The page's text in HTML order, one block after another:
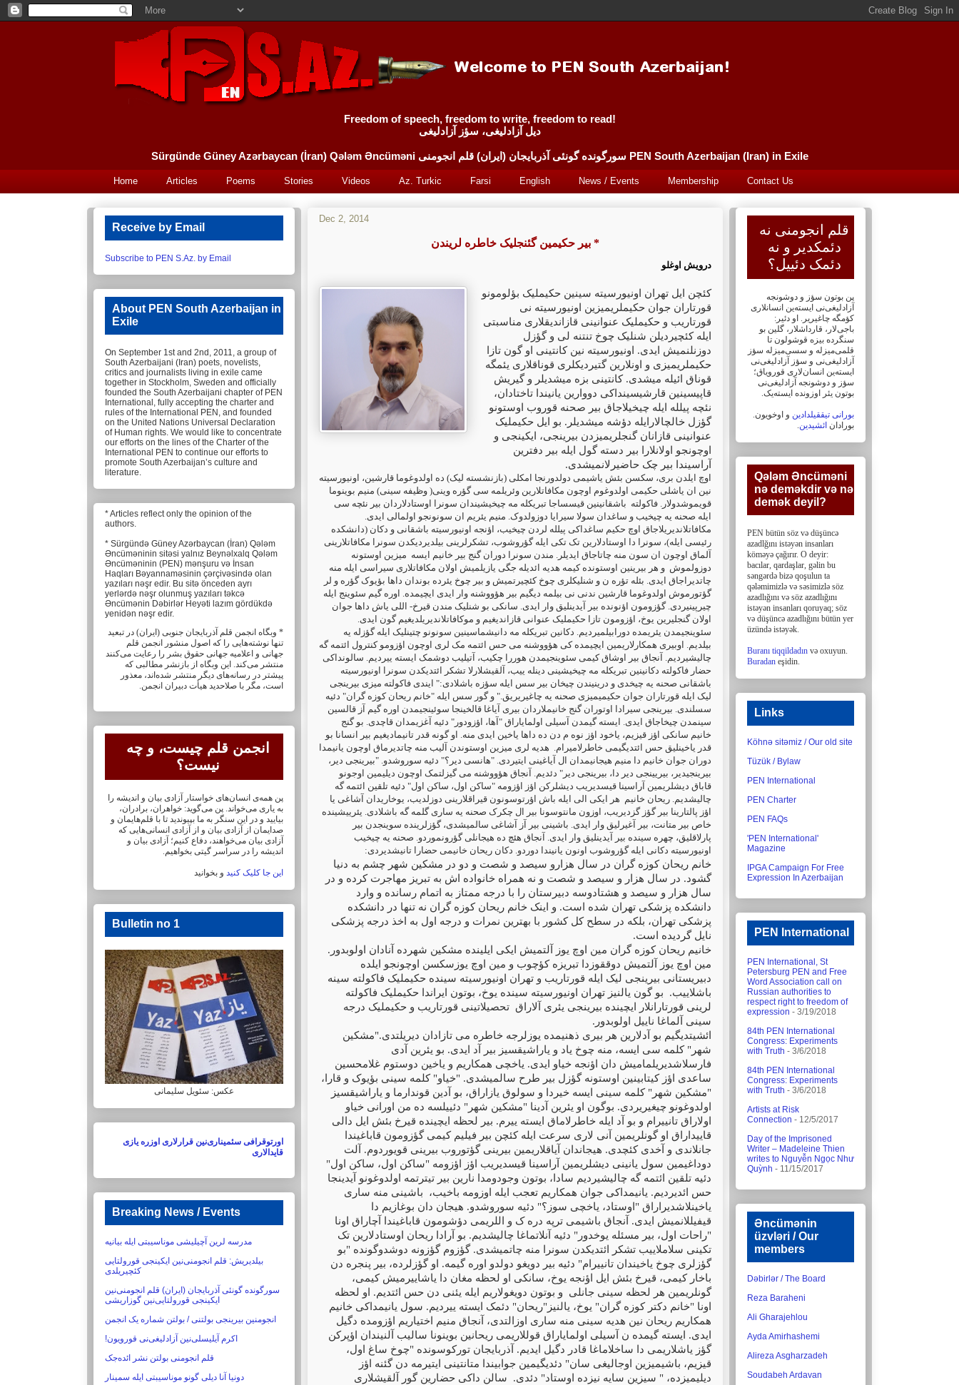
Freedom of speech, freedom to write, freedom to read!
دیل آزادلیغی، سؤز آزادلیغی
Sürgünde Güney Azərbaycan (İran) Qələm Əncüməni سورگونده گونئی آذربایجان (ایران) قلم انجومنی PEN South Azerbaijan (Iran) in Exile
Home Articles Poems Stories Videos Az. Turkic Farsi English News / Events Membership Contact Us
Dec 2, 2014
بیر حکیمین گئنجلیک خاطره لریندن *
درویش اوغلو
کئچن ایل تهران اونیورسیته سینین حکیملیک بؤلومونو
قورتاران جوان حکیملریمیزین اونیورسیته نی
قورتاریب و حکیملیک عنوانینی قازاندیقلاری مناسبتی
ایله کئچیردیلن شنلیک چوخ تنتنه لی و گؤزل
دوزنلنمیش ایدی. اونیورسیته نین کانتینی او گون تازا
حکیملریمیزی و اونلارین گتیردیکلری قوناقلاری یئمگه
قوناق ائیله میشدی. کانتینی بزه میشدیلر و گیریش
قاپیسینین قارشیسینداکی دووارین یانیندا تاختادان،
نئچه پیلله ایله چیخیلاجاق بیر صحنه قوروب اوستونو
گؤزل خالچالارایله دؤشه میشدیلر. بو ایل حکیملیک
عنوانینی قازانان گنجلریمیزدن بیرینجی، ایکینجی و
اوچونجو اولانلارا بیر دسته گول ایله بیر دفترین
آراسیندا بیر چک حاضیرلانمیشدی.
اوچ ایلدن بری، سکسن بئش یاشیمی دولدورنجا امکلی (بازنشسته لیک) ده اولدوغوما قارشین، اونیورسیته
نین ان یاشلی حکیمی اولدوغوم اوچون مکافاتلارین وئریلمه سی گؤره وینی( وظیفه سینی) منیم بوینوما
قویموشدولار. فاکولته باشقانینین قیسساجا تبریکله مه چیخیشیندان سونرا اوستادلاردان بیر نئچه سی
ایله صحنه یه چیخیب و ساغدان سولا سیرایا دوزولدوک. منیم یئریم ان سونونجو اولمالی ایدی.
مکافاتلاندیریلاجاق اوچ حکیم ساغداکی پیلله لردن چیخیب، اؤنجه اونیورسیته باشقانی و دکان (دانشکده
رئیسی ایله)، سونرا دا اوستادلارین تک تکی ایله گؤروشوب، تشکرلرینی بیلدیردیکدن سونرا مکافاتلارینی
آلماق اوچون ان سون منه چاتاجاق ایدیلر. مندن سونرا دوران گنج بیر خانیم ایسه میزین اوستونه
دوزولموش و هر بیرینین اوستونده کیمه هدیه ائدیله جگی یازیلمیش اولان مکافاتلاری سیراسی ایله منه
چاتدیراجاق ایدی. بئله تؤره ن و شنلیکلری چوخ کئچیرتمیش و بیر چوخ یئرده بوندان داها بؤیوک گؤره و لر
گؤتورموش اولدوغوما قارشین ندنی نی بیلمه دیگیم بیر هؤووشنه وار ایدی ایچیمده. اوره گیم سئوینج ایله
چیرپینیردی. گؤزومون اؤنونده بیر آیدینلیق وار ایدی. سانکی بو شنلیک مندن قیرخ- اللی یاش داها جوان
اولان گنجلیرین یوخ، اؤزومون تازا حکیملیک عنوانی قازاندیغیم و موکافاتلاندیریلدیغیم گون ایدی.
سئوینجیمدن یئریمده دورابیلمیردیم. دکانین تبریکله مه دانیشماسینین سونونو چتینلیک ایله گؤزله یه
بیلدیم. اوبیری همکارلاریمین ایچیمده کی هؤووشنه می حس ائتمه مک لری اوچون اؤزومو کنترول ائتمه گه
چالیشیردیم. آنجاق بیر اوشاق کیمی سئوینجیمدن هوررا چکیب، آتیلیب دوشمک ایسته ییردیم. سالونداکی
حضار فاکولته دکانینین تبریکله مه چیخیشینی دینله ییب، آلقیشلارلا تشکر ائتدیکدن سونرا اونیورسیته
باشقانی صحنه یه چیخدی و درینیندن چیخان بیر سس ایله سؤزه باشلادی:" ایندی فاکولته میزی بیرینجی
لیک ایله قورتاران جوان حکیمیمیزی صحنه یه چاغیریریق." و گور سس ایله "خانم ریحان کوزه گران" دئیه
سسلندی. بیرینجی سیرادا اوتوران گنج خانیملاردان بیری آیاغا قالخینجا سوئینجیمدن اوره گیم آز قالسین
سینمدن چیخاجاق ایدی. ایسته گیمدن آسیلی اولمایاراق "آها، اؤزودور" دئیه آغزیمدان قاچدی. بو گنج
خانیم سانکی اؤز قیزیم، یاخود اؤز نوه م دن ده داها یاخین ایدی منه. او گونه قدر تانیمادیغیم بیر انسانا بو
قدر یاخینلیق حس ائتدیگیمی خاطرلامیرام. هدیه لری میزین اوستوندن آلیب منه چاتدیرماق اوچون یانیمدا
دوران جوان خانیم دا منیم هیجانیمدان ال آیاغینی ایتیردی. "هانسی دیر؟" دئیه سوروشدو. "بیرینجی دیر،
بیرینجیدیر، بیریینجی دیر دا، بیرینجی دیر" دئدیم. آنجاق هؤووشنه می گیزلتمک اوچون دیلیمین اوجونو
قاباق دیشلریمین آراسینا قیسدیریب دیشلرکن اؤز اؤزومه "ساکن اول، ساکن اول" دئیه تلقین ائتمه گه
چالیشدیم. ریحان خانیم هر ایکی الی ایله باش اؤرتوسونون قیراقلارینی دوزلدیب، یوخاریدان آشاغی یا
اؤز پالتارینا بیر گؤز گزدیریب، اوزون مانتوسونا بیر ال چکرک صحنه یه ساری گلمه گه باشلادی. یئرییشینده
خاص بیر متانت، بیر آغیرلیق وار ایدی. باشینی بیر آز آشاغی سالمیشدی، گؤزلرینده سوینجدن بیر
پارلاقلیق، چهره سینده بیر آیدینلیق وار ایدی. آنجاق هئچ ده هیجانلی گؤرونموردو. صحنه یه چیخیب
اونیورسیته دکانی ایله گؤروشوب اونون یانیندا دوردو. دکان ریحان خانیمی حضارا تانیشدیردی:
خانم ریحان کوزه گران در سال هزارو سیصد و شصت و دو در مشکین شهر چشم به دنیا
گشود. در سال هزار و سیصد و شصت و نه همراه خانواده اش به تبریز مهاجرت کرده و در
سال هزار و سیصد و هشتادوسه دبیرستان را با درجه ممتاز به اتمام رسانده و وارد
دانشکده پزشکی تهران شده است. و اینک خانم ریحان کوزه گران نه تنها در دانشکده
پزشکی تهران، بلکه در سطح کل کشور با بهترین نمرات و درجه اول به اخذ درجه پزشکی
نایل گردیده است.
خانیم ریحان کوزه گران مین اوچ یوز آلتمیش ایکی ایلینده مشکین شهرده آنادان اولوبدور.
مین اوچ یوز آلتمیش دوققوزدا تبریزه کؤچوب و مین اوچ یوزسکسن اوچونجو ایلده
دبیریستانی بیرینجی لیک ایله قورتاریب و تهران اونیورسیته سینده حکیملیک فاکولته سینه
باشلاییب.
بو گون یالنیز تهران اونیورسیته سینده یوخ، بوتون ایراندا حکیملیک فاکولته
لرینی قورتارانلار ایچینده بیرینجی یئری آلاراق تحصیلاتینی قورتاریب و حکیملیک درجه
سینی آلماغا ناییل اولوبدور.
ائشیتدیگیم بو آدلارین هر بیری ذهنیمده یوزلرجه خاطره می تازادان دیریلتدی."مشکین
شهر" کلمه سی ایسه، منه چوخ یاد و یاراشیقسیز بیر آد ایدی. بو یئرین آدی
فارسلاشدیریلمامیش دان اؤنجه خیاو ایدی. یاخچی همکاریم و یاخین دوستوم غلامحسین
ساعدی اؤز کیتابینین اوستونه گؤزل بیر طرح سالمیشدی. "خیاو" کلمه سینی بؤیوک و قارا،
"مشکین شهر" کلمه سینی ایسه خیردا و سولوق یازاراق، بو آدین قوندارما و یاراشیقسیز
اولدوغونو چیغیریردی. بوگون او یئرین آدینا "مشکین شهر" دئییلسه ده من اورانی خیاو
اولاراق تانییرام و بو آد ایله خاطرلاماق ایسته ییرم. بیر لحظه ایچینده قیرخ بئش ایل دالی
قاییداراق او گونلریمین آنی لاری سرعت ایله کئچن بیر فیلیم کیمی گؤزومون قاباغیندا
جانلاندی و آخدی کئچدی. هیجاندان آیاقلاریمین بیرینی گؤتوروب بیرینی قویوردوم. آلت
دوداغیمین سول یانینی دیشلریمین آراسینا قیسدیریب اؤز اؤزومه "ساکن اول، ساکن اول"
دئیه تلقین ائتمه گه چالیشیردیم سادا، بوتون وجودومدا نارین بیر تیترتمه اولدوغونو آیدینجا
حس ائدیردیم. یانیمداکی جوان همکاریم تعجب ایله اوزومه باخیب،
باشینی منه ساری
یاخینلاشدیراراق "اوستاد، یاخچی سوز؟" دئیه سوروشدو. هیجان دان بوغازیم دا
قیفیللانمیش ایدی. آنجاق باشیمی ترپه دره ک و اللریمی دؤشومون قاباغیندا آچاراق اونا
"راحات اول، بیر مسئله یوخدور" دئیه آنلاتماغا چالیشدیم. بو آرادا ریحان اوستادلارین تک
تکینی سلاملاییب تشکر ائتدیکدن سونرا منه چاتمیشدی. گؤزوم گؤزونه دوشدوگونده "بو
گؤزلری چوخ یاخیندان تانییرام" دئیه بیر دویغو دولدو اوره گیمه. او گؤزلرده، بیر پنجره دن
باخار کیمی، قیرخ بئش ایل اؤنجه یوخ، سانکی او لحظه مغان دا یاشاییرمیش کیمی،
گونلریمین هر لحظه سینی جانلی
و بوتون دویغولاریم ایله یئنی دن حس ائتدیم. او لحظه
اونا "خانم دکتر کوزه گران" یوخ، یالنیز"ریحان" دئمک ایسته ییردیم. سول یانیمداکی خانیم
همکاریم ریحان نین هدیه سینی منه ساری اوزالتدی، آنجاق منیم اختیاریم اؤزومده دگیل
ایدی. ایسته گیمده ن آسیلی اولمایاراق قوللاریمی ریحانین بوینونا سالیب آلنیندان اؤپرکن
گؤز یاشلاریمی دا ساخلاماغا قادر دگیل ایدیم. آذربایجان تورکوسونده "چوخ ساغ اول،
قیزیم، باشیمیزین اوجالیغی سان" دئدیگیمین جوابیندا متانتینی ایتیرمه دن گئنه اؤز
دیلیمیزده، " سیزین سایه نیزده اوستاد" دئدی.
سالن داکی حضارین گور آلقیشلاری
Receive by Email
Subscribe to PEN S.Az. by Email
About PEN South Azerbaijan in
Exile
On September 1st and 2nd, 2011, a group of
South Azerbaijani (Iran) poets, novelists,
critics and journalists living in exile came
together in Stockholm, Sweden and officially
founded the South Azerbaijani chapter of PEN
International, fully accepting the charter and
rules of the International PEN, and founded
on the United Nations Universal Declaration
of Human rights. We would like to concentrate
our efforts on the lines of the Charter of the
International PEN to continue our efforts to
promote South Azerbaijan’s culture and
literature.
* Articles reflect only the opinion of the
authors.
* Sürgündə Güney Azərbaycan (İran) Qələm
Əncüməninin sitəsi yalnız Beynəlxalq Qələm
Əncüməninin (PEN) mənşuru və İnsan
Haqları Bəyannaməsinin çərçivəsində olan
yazıları nəşr edir. Bu sitə önceden ayrı
yerlərdə nəşr olunmuş yazıları təkcə
Əncümənin Dəbirlər Heyəti lazım gördükdə
yenidən nəşr edir.
* وبگاه انجمن قلم آذربایجان جنوبی (ایران) در تبعید
تنها نوشته‌هایی را که اصول منشور انجمن قلم
جهانی و ‏اعلامیه جهانی حقوق بشر را رعایت می‌کنند
منتشر می‌کند. این وبگاه از بازنشر مطالبی که
پیشتر در ‏رسانه‌های دیگر منتشر شده‌اند، معذور
است، مگر با صلاحدید هیأت دبیران انجمن.
انجمن قلم چیست، و چه
نیست؟
پن همه‌ی انسان‌های خواستار آزادی بیان و اندیشه را
به یاری می‌خواند. پن می‌گوید: خواهران، ‏برادران،
بیایید و در این سنگر به ما بپیوندید تا با قلم‌هایمان‏ و
صدایمان از آزادی بیان و از آزادی ‏انسانی‌هایی که
آزادی بیان می‌خواهند، دفاع کنیم؛ آزادی بیان و
اندیشه را در سراسر گیتی ‏بخواهیم.
این جا کلیک کنید و بخوانید
Bulletin no 1
عکس: سئویل سلیمانی
اورتوقرافی سئمیناری‌نین قرارلاری اوزره یازی
قایدالاری
Breaking News / Events
مدرسه لرین آچیلیشی موناسیبتی ایله بیانیه
بیلدیریش:‏ قلم انجومنی‌نین ایکینجی قورولتایی
کئچیریلدی
سورگونده گونئی آذربایجان (ایران) قلم انجومنی‌نین
ایکینجی قورولتایی‌نین گوزاریشی‏
انجومنین بیرینجی بولتنی / بولتن شماره یک انجمن
اکرم آیلیسلی‌نین آزادلیغی‌نی قورویون!‏
قلم انجومنی بولتن نشر ائده‌جک
دونیا آنا دیلی گونو موناسیبتی ایله سمینار
قلم انجومنی نه
دئمکدیر و نه
دئمک دئییل؟
پن بوتون سؤز و دوشونجه
آزادلیغی‌نی ایسته‌ین انسانلاری
کؤمگه چاغیریر. او دئیر:
باجی‌لار، ‏قارداشلار، گلین بو
سنگرده بیزه قوشولون تا
قلمی‌میزله و سسی‌میزله سؤز
آزادلیغی‌نی و سؤز ‏آزادلیغی‌نی
ایسته‌ین انسان‌لاری قورویاق؛
سؤز و دوشونجه آزادلیغی‌نی
بوتون یئر اوزونده ایسته‌یک. ‏
بورانی تیققیلدادین و اوخویون.
بورادان ائشیدین.
Qələm Əncüməni
nə deməkdir və nə
demək deyil?‎
PEN bütün söz və düşüncə
azadlğını istəyən insanları
köməyə çağırır. O deyir:
bacılar, ‎qardaşlar, gəlin bu
səngərdə bizə qoşulun ta
qələmimizlə və səsimizlə söz
azadlığını və söz ‎azadlığını
istəyən insanları qoruyaq; söz
və düşüncə azadlığını bütün yer
üzündə istəyək.
Buranı tiqqildadın və oxuyun.
Buradan eşidin.
Links
Köhnə sitəmiz / Our old site
Tüzük / Bylaw
PEN International
PEN Charter
PEN FAQs
'PEN International'
Magazine
IPGA Campaign For Free
Expression In Azerbaijan
PEN International
PEN International, St
Petersburg PEN and Free
Word Association call on
Russian authorities to
respect right to freedom of
expression - 3/19/2018
84th PEN International
Congress: Experiments
with Truth - 3/6/2018
84th PEN International
Congress: Experiments
with Truth - 3/6/2018
Artists at Risk
Connection - 12/5/2017
Day of the Imprisoned
Writer – Madeleine Thien
writes to Nguyễn Ngọc Như
Quỳnh - 11/15/2017
Əncümənin
üzvləri / Our
members
Dəbirlər / The Board
Reza Baraheni
Ali Gharajehlou
Ayda Amirhashemi
Alireza Asgharzadeh
Soudabeh Ardavan